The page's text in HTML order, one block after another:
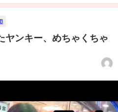
ヤンキー、めちゃくちゃ